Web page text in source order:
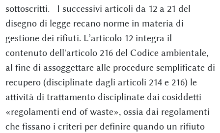
sottoscritti. I successivi articoli da 12 a 21 del
disegno di legge recano norme in materia di
gestione dei rifiuti. L’articolo 12 integra il
contenuto dell'articolo 216 del Codice ambientale,
al fine di assoggettare alle procedure semplificate di
recupero (disciplinate dagli articoli 214 e 216) le
attività di trattamento disciplinate dai cosiddetti
«regolamenti end of waste», ossia dai regolamenti
che fissano i criteri per definire quando un rifiuto